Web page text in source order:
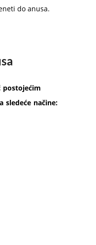
do anusa.
postojećim
sledeće načine: